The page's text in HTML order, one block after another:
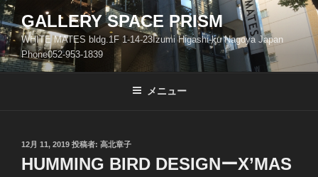
コ
ン
テ
ン
ツ
GALLERY SPACE PRISM
WHITE MATES bldg.1F 1-14-23Izumi Higashi-ku Nagoya Japan
Phone052-953-1839
メニュー
投
稿
日:
12月 11, 2019 投稿者: 高北章子
HUMMING BIRD DESIGNーX’MAS